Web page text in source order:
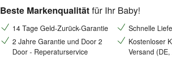
Beste Markenqualitätfür Ihr Baby!
14 Tage Geld-Zurück-Garantie
Schnelle
2 Jahre Garantie und Door 2
Door - Reperaturservice
Kostenloser
Versand (DE,